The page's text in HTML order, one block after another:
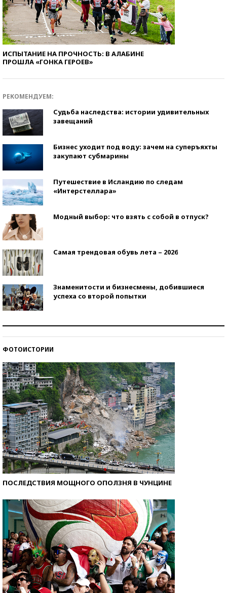
ИСПЫТАНИЕ НА ПРОЧНОСТЬ: В АЛАБИНЕ
ПРОШЛА «ГОНКА ГЕРОЕВ»
РЕКОМЕНДУЕМ:
Судьба наследства: истории удивительных
завещаний
Бизнес уходит под воду: зачем на суперъяхты
закупают субмарины
Путешествие в Исландию по следам
«Интерстеллара»
Модный выбор: что взять с собой в отпуск?
Самая трендовая обувь лета – 2026
Знаменитости и бизнесмены, добившиеся
успеха со второй попытки
ФОТОИСТОРИИ
ПОСЛЕДСТВИЯ МОЩНОГО ОПОЛЗНЯ В ЧУНЦИНЕ